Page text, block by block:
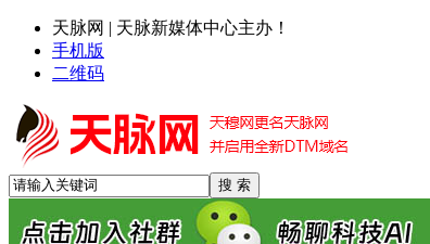
天脉网 | 天脉新媒体中心主办！
手机版
二维码